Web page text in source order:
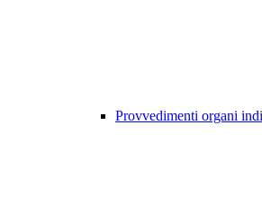
Provvedimenti organi